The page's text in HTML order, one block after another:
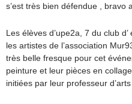
s’est très bien défendue , bravo
Les élèves d’upe2a, 7 du club
les artistes de l’association
très belle fresque pour cet
peinture et leur pièces en
initiées par leur professeur